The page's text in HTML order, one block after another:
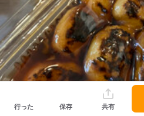
行った 保存 共有